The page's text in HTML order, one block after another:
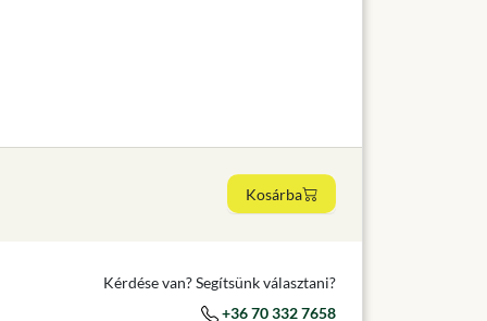
Kosárba
Kérdése van? Segítsünk választani?
+36 70 332 7658